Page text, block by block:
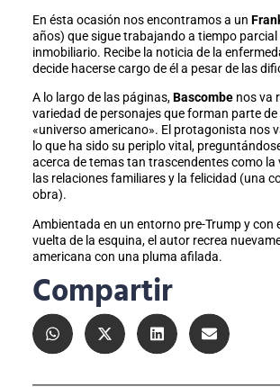
En ésta ocasión nos encontramos a un
años) que sigue trabajando a tiempo
inmobiliario. Recibe la noticia de la
decide hacerse cargo de él a pesar de las
A lo largo de las páginas, Bascombenos va
variedad de personajes que forman parte de
«universo americano». El protagonista nos
lo que ha sido su periplo vital,
acerca de temas tan trascendentes como la
las relaciones familiares y la felicidad (una
obra).
Ambientada en un entorno pre-Trump y con
vuelta de la esquina, el autor recrea
americana con una pluma afilada.
Compartir